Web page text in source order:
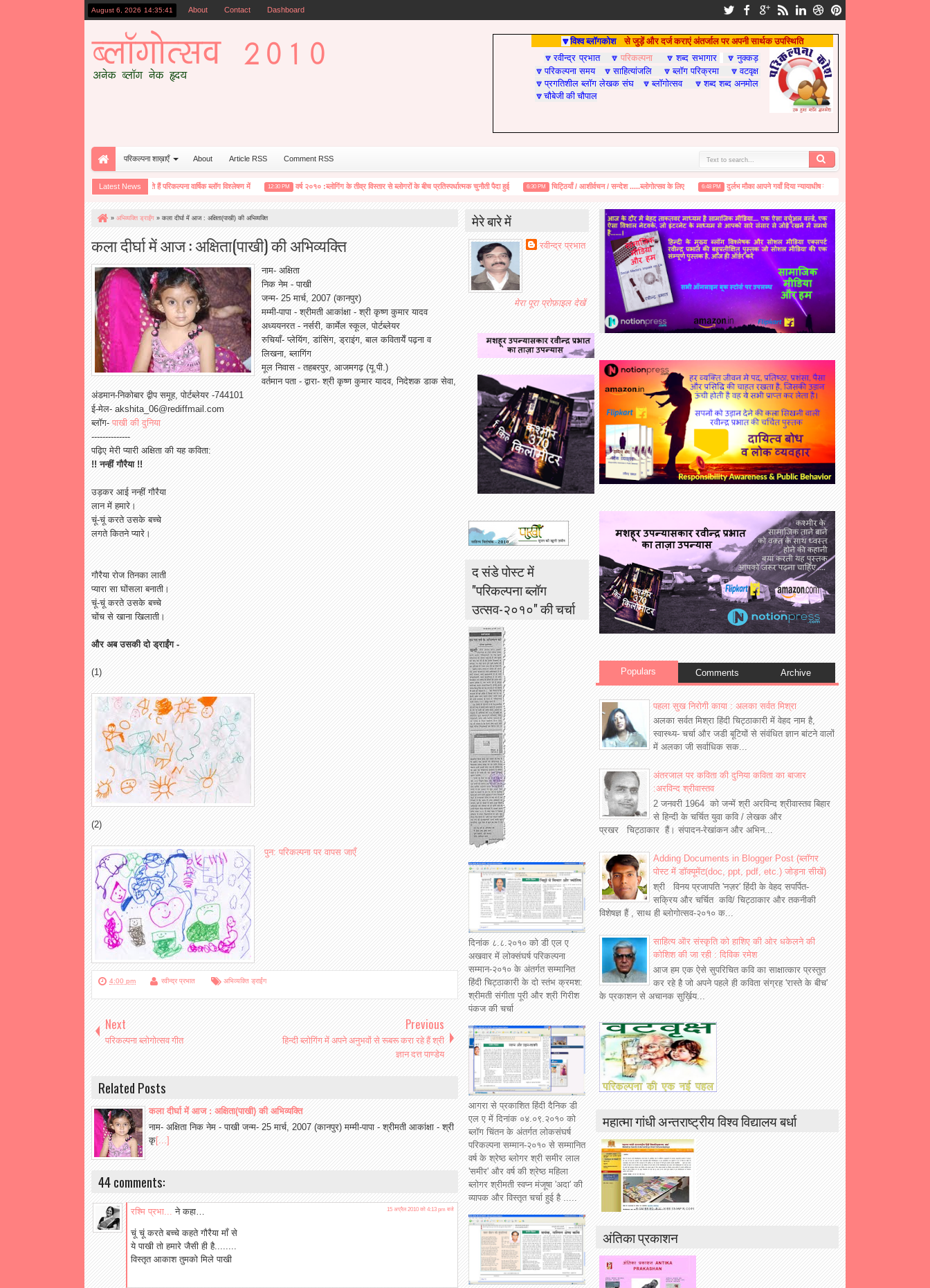
August 6, 2026 14:35:43 About Contact Dashboard
🔽विश्व ब्लॉगकोश से जुड़ें और दर्ज कराएं अंतर्जाल पर अपनी सार्थक उपस्थिति
🔽रवीन्द्र प्रभात 🔽 परिकल्पना 🔽शब्द सभागार 🔽नुक्कड़
🔽परिकल्पना समय 🔽साहित्यांजलि 🔽ब्लॉग परिक्रमा 🔽वटवृक्ष
🔽प्रगतिशील ब्लॉग लेखक संघ 🔽ब्लॉगोत्सव 🔽शब्द शब्द अनमोल
🔽चौबेजी की चौपाल
परिकल्पना शाख़ाएँ About Article RSS Comment RSS
Latest News
आप भी शामिल हो सकते हैं परिकल्पना वार्षिक ब्लॉग विश्लेषण में 12:30 PM वर्ष २०१० :ब्लोगिंग के तीव्र विस्तार से ब्लोगरों के बीच प्रतिस्पर्धात्मक चुनौती पैदा हुई 6:30 PM चिट्ठियाँ / आशीर्वचन / सन्देश .....ब्लोगोत्सव के लिए 6:48 PM दुर्लभ मौका आपने गवाँ दिया न्यायाधीष महोदय!
» अभिव्यक्ति ड्राईंग » कला दीर्घा में आज : अक्षिता(पाखी) की अभिव्यक्ति
कला दीर्घा में आज : अक्षिता(पाखी) की अभिव्यक्ति
नाम- अक्षिता
निक नेम - पाखी
जन्म- 25 मार्च, 2007 (कानपुर)
मम्मी-पापा - श्रीमती आकांक्षा - श्री कृष्ण कुमार यादव
अध्ययनरत - नर्सरी, कार्मेल स्कूल, पोर्टब्लेयर
रुचियाँ- प्लेयिंग, डांसिंग, ड्राइंग, बाल कवितायेँ पढ़ना व
लिखना, ब्लागिंग
मूल निवास - तहबरपुर, आजमगढ़ (यू.पी.)
वर्तमान पता - द्वारा- श्री कृष्ण कुमार यादव, निदेशक डाक सेवा,
अंडमान-निकोबार द्वीप समूह, पोर्टब्लेयर -744101
ई-मेल- akshita_06@rediffmail.com
ब्लॉग-पाखी की दुनिया
--------------
पढ़िए मेरी प्यारी अक्षिता की यह कविता:
!! नन्हीं गौरैया !!
उड़कर आई नन्हीं गौरैया
लान में हमारे।
चूं-चूं करते उसके बच्चे
लगते कितने प्यारे।
गौरैया रोज तिनका लाती
प्यारा सा घोंसला बनाती।
चूं-चूं करते उसके बच्चे
चोंच से खाना खिलाती।
और अब उसकी दो ड्राईंग -
(1)
(2)
पुन: परिकल्पना पर वापस जाएँ
4:00 pm रवीन्द्र प्रभात अभिव्यक्ति ड्राईंग
Next
परिकल्पना ब्लोगोत्सव गीत
Previous
हिन्दी ब्लोगिंग में अपने अनुभवों से रूबरू करा रहे हैं श्री
ज्ञान दत्त पाण्डेय
Related Posts
कला दीर्घा में आज : अक्षिता(पाखी) की अभिव्यक्ति
नाम- अक्षिता निक नेम - पाखी जन्म- 25 मार्च, 2007 (कानपुर) मम्मी-पापा - श्रीमती आकांक्षा - श्री
कृ[...]
44 comments:
रश्मि प्रभा... ने कहा… 15 अप्रैल 2010 को 4:13 pm बजे
चूं चूं करते बच्चे कहते गौरैया माँ से
ये पाखी तो हमारे जैसी ही है........
विस्तृत आकाश तुमको मिले पाखी
Populars Comments Archive
पहला सुख निरोगी काया : अलका सर्वत मिश्रा
अलका सर्वत मिश्रा हिंदी चिट्ठाकारी में वेहद नाम है,
स्वास्थ्य- चर्चा और जडी बूटियों से संवंधित ज्ञान बांटने वालों
में अलका जी सर्वाधिक सक...
अंतरजाल पर कविता की दुनिया कविता का बाजार
:अरविन्द श्रीवास्तव
2 जनवरी 1964 को जन्में श्री अरविन्द श्रीवास्तव बिहार
से हिन्दी के चर्चित युवा कवि / लेखक और
प्रखर चिट्ठाकार हैं। संपादन-रेखांकन और अभिन...
Adding Documents in Blogger Post (ब्लॉगर
पोस्ट में डॉक्यूमेंट(doc, ppt, pdf, etc.) जोड़ना सीखें)
श्री विनय प्रजापति 'नज़र' हिंदी के वेहद सपर्पित-
सक्रिय और चर्चित कवि/ चिट्ठाकार और तकनीकी
विशेषज्ञ हैं , साथ ही ब्लोगोत्सव-२०१० क...
साहित्य ऒर संस्कृति को हाशिए की ओर धकेलने की
कोशिश की जा रही : दिविक रमेश
आज हम एक ऐसे सुपरिचित कवि का साक्षात्कार प्रस्तुत
कर रहे है जो अपने पहले ही कविता संग्रह 'रास्ते के बीच'
के प्रकाशन से अचानक सुर्ख़िय...
महात्मा गांधी अन्तराष्ट्रीय विश्व विद्यालय बर्धा
अंतिका प्रकाशन
मेरे बारे में
रवीन्द्र प्रभात
मेरा पूरा प्रोफ़ाइल देखें
द संडे पोस्ट में
"परिकल्पना ब्लॉग
उत्सव-२०१०" की चर्चा
दिनांक ८.८.२०१० को डी एल ए
अखवार में लोक्संघर्ष परिकल्पना
सम्मान-२०१० के अंतर्गत सम्मानित
हिंदी चिट्ठाकारी के दो स्तंभ क्रमश:
श्रीमती संगीता पूरी और श्री गिरीश
पंकज की चर्चा
आगरा से प्रकाशित हिंदी दैनिक डी
एल ए में दिनांक ०४.०९.२०१० को
ब्लॉग चिंतन के अंतर्गत लोकसंघर्ष
परिकल्पना सम्मान-२०१० से सम्मानित
वर्ष के श्रेष्ठ ब्लोगर श्री समीर लाल
'समीर' और वर्ष की श्रेष्ठ महिला
ब्लोगर श्रीमती स्वप्न मंजूषा 'अदा' की
व्यापक और विस्तृत चर्चा हुई है .....